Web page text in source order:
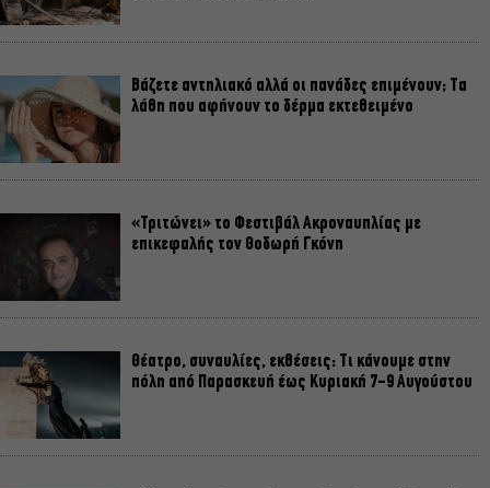
Βάζετε αντηλιακό αλλά οι πανάδες επιμένουν; Τα
λάθη που αφήνουν το δέρμα εκτεθειμένο
«Τριτώνει» το Φεστιβάλ Ακροναυπλίας με
επικεφαλής τον Θοδωρή Γκόνη
Θέατρο, συναυλίες, εκθέσεις: Τι κάνουμε στην
πόλη από Παρασκευή έως Κυριακή 7-9 Αυγούστου